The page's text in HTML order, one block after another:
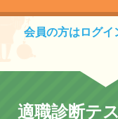
会員の方はログイ
適職診断テ